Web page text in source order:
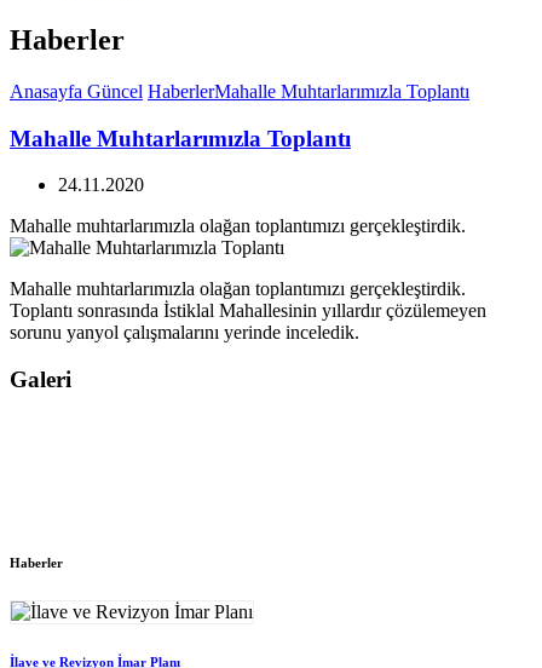
Haberler
Anasayfa Güncel HaberlerMahalle Muhtarlarımızla Toplantı
Mahalle Muhtarlarımızla Toplantı
24.11.2020
Mahalle muhtarlarımızla olağan toplantımızı gerçekleştirdik.
Mahalle muhtarlarımızla olağan toplantımızı gerçekleştirdik.
Toplantı sonrasında İstiklal Mahallesinin yıllardır çözülemeyen
sorunu yanyol çalışmalarını yerinde inceledik.
Galeri
Haberler
İlave ve Revizyon İmar Planı